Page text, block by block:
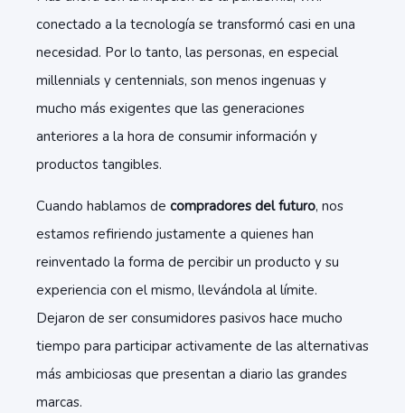
conectado a la tecnología se transformó casi en una
necesidad. Por lo tanto, las personas, en especial
millennials y centennials, son menos ingenuas y
mucho más exigentes que las generaciones
anteriores a la hora de consumir información y
productos tangibles.
Cuando hablamos de compradores del futuro, nos
estamos refiriendo justamente a quienes han
reinventado la forma de percibir un producto y su
experiencia con el mismo, llevándola al límite.
Dejaron de ser consumidores pasivos hace mucho
tiempo para participar activamente de las alternativas
más ambiciosas que presentan a diario las grandes
marcas.